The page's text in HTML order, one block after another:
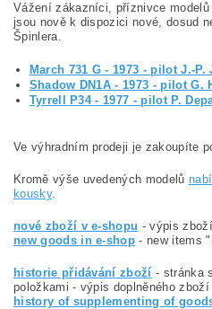
Vážení zákazníci, příznivce
jsou nově k dispozici nové, dosud
Špinlera.
March 731 G - 1973 - pilot J.-P.
Shadow DN1A - 1973 - pilot G.
Tyrrell P34 - 1977 - pilot P.
Ve výhradním prodeji je zakoupíte
Kromě výše uvedených modelů
kousky.
nové zboží v e-shopu - výpis
new goods in e-shop - new items "
historie přidávání zboží - stránka
položkami - výpis doplněného
history of supplementing of